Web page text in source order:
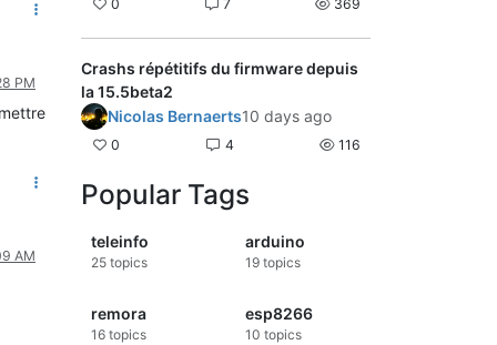
PM
AM
0 7 369
Crashs répétitifs du firmware depuis
la 15.5beta2
Nicolas Bernaerts10 days ago
0 4 116
Popular Tags
teleinfo
25 topics
arduino
19topics
remora
16 topics
esp8266
10 topics